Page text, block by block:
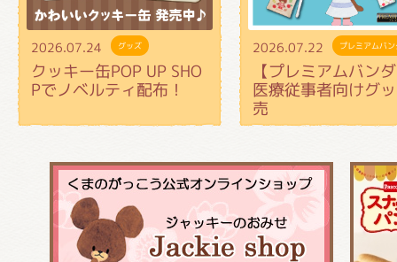
2026.07.24 グッズ
クッキー缶POP UP SHO
Pでノベルティ配布！
2026.07.22 プレミアムバ
【プレミアムバン
医療従事者向けグ
売